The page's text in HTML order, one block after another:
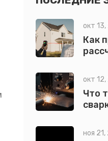
окт
Как
окт
Что
ноя